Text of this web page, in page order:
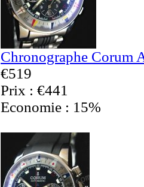
Chronographe Corum
€519
Prix : €441
Economie : 15%